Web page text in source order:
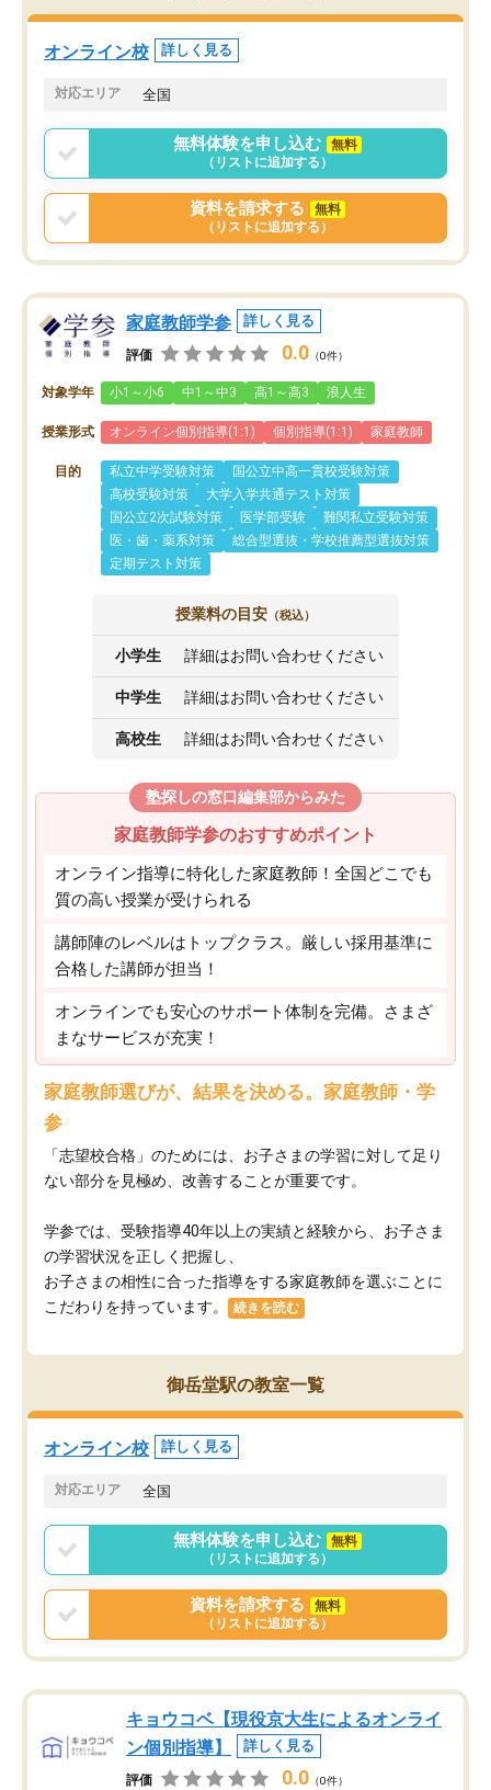
オンライン校 詳しく見る
対応エリア 全国
無料体験を申し込む
無料
（リストに追加する）
資料を請求する
無料
（リストに追加する）
家庭教師学参 詳しく見る
評価 0.0 （0件）
対象学年 小1～小6 中1～中3 高1～高3 浪人生
授業形式 オンライン個別指導(1:1) 個別指導(1:1) 家庭教師
目的 私立中学受験対策
国公立中高一貫校受験対策
高校受験対策
大学入学共通テスト対策
国公立2次試験対策
医学部受験
難関私立受験対策
医・歯・薬系対策
総合型選抜・学校推薦型選抜対策
定期テスト対策
授業料の目安 （税込）
小学生 詳細はお問い合わせください
中学生 詳細はお問い合わせください
高校生 詳細はお問い合わせください
塾探しの窓口編集部からみた
家庭教師学参のおすすめポイント
オンライン指導に特化した家庭教師！全国どこでも
質の高い授業が受けられる
講師陣のレベルはトップクラス。厳しい採用基準に
合格した講師が担当！
オンラインでも安心のサポート体制を完備。さまざ
まなサービスが充実！
家庭教師選びが、結果を決める。家庭教師・学
参
「志望校合格」のためには、お子さまの学習に対して足り
ない部分を見極め、改善することが重要です。
学参では、受験指導40年以上の実績と経験から、お子さま
の学習状況を正しく把握し、
お子さまの相性に合った指導をする家庭教師を選ぶことに
こだわりを持っています。
続きを読む
御岳堂駅の教室一覧
オンライン校 詳しく見る
対応エリア 全国
無料体験を申し込む
無料
（リストに追加する）
資料を請求する
無料
（リストに追加する）
キョウコベ【現役京大生によるオンライ
ン個別指導】
詳しく見る
評価 0.0 （0件）